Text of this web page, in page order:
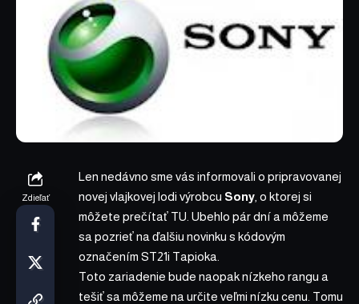
Zdieľať
Len nedávno sme vás informovali o pripravovanej
novej vlajkovej lodi výrobcu Sony , o ktorej si
môžete prečítať TU . Ubehlo pár dní a môžeme
sa pozrieť na ďalšiu novinku s kódovým
označením ST21i Tapioka.
Toto zariadenie bude naopak nízkeho rangu a
tešiť sa môžeme na určite veľmi nízku cenu. Tomu